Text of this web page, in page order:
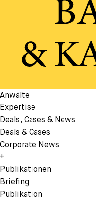
Anwälte
Expertise
Deals, Cases & News
Deals & Cases
Corporate News
+
Publikationen
Briefing
Publikation